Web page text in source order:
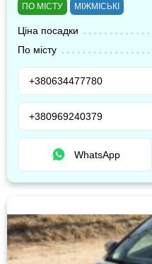
ПО МІСТУ МІЖМІСЬКІ
Ціна посадки
По місту
+380634477780
+380969240379
WhatsApp